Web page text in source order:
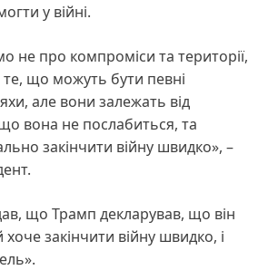
у війні.
не про компроміси та території,
що можуть бути певні
але вони залежать від
вона не послабиться, та
закінчити війну швидко», –
що Трамп декларував, що він
закінчити війну швидко, і